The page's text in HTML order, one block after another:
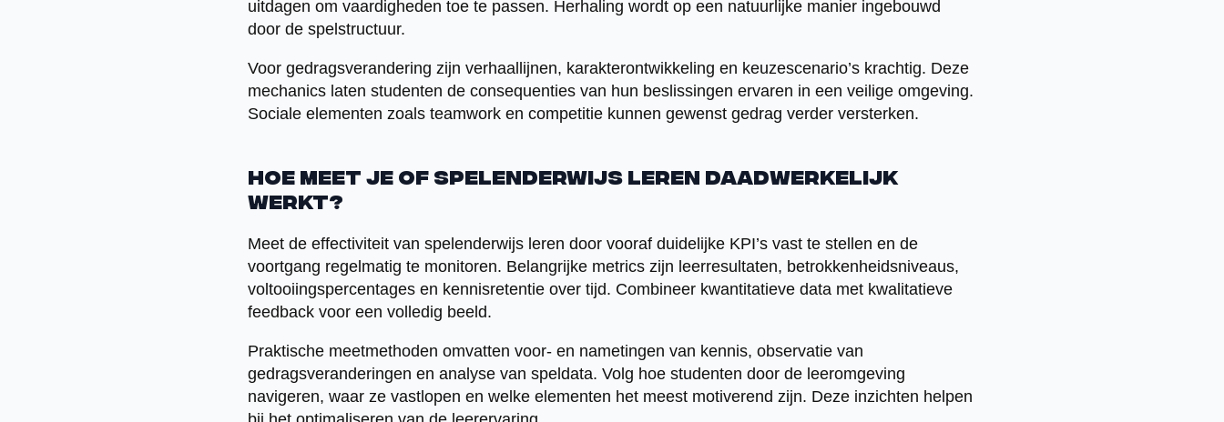
uitdagen om vaardigheden toe te passen. Herhaling wordt op een natuurlijke manier ingebouwd
door de spelstructuur.
Voor gedragsverandering zijn verhaallijnen, karakterontwikkeling en keuzescenario’s krachtig. Deze
mechanics laten studenten de consequenties van hun beslissingen ervaren in een veilige omgeving.
Sociale elementen zoals teamwork en competitie kunnen gewenst gedrag verder versterken.
Hoe meet je of spelenderwijs leren daadwerkelijk
werkt?
Meet de effectiviteit van spelenderwijs leren door vooraf duidelijke KPI’s vast te stellen en de
voortgang regelmatig te monitoren. Belangrijke metrics zijn leerresultaten, betrokkenheidsniveaus,
voltooiingspercentages en kennisretentie over tijd. Combineer kwantitatieve data met kwalitatieve
feedback voor een volledig beeld.
Praktische meetmethoden omvatten voor- en nametingen van kennis, observatie van
gedragsveranderingen en analyse van speldata. Volg hoe studenten door de leeromgeving
navigeren, waar ze vastlopen en welke elementen het meest motiverend zijn. Deze inzichten helpen